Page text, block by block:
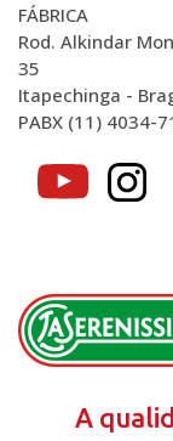
FÁBRICA
Rod. Alkindar
35
Itapechinga -
PABX (11) 4034-
A